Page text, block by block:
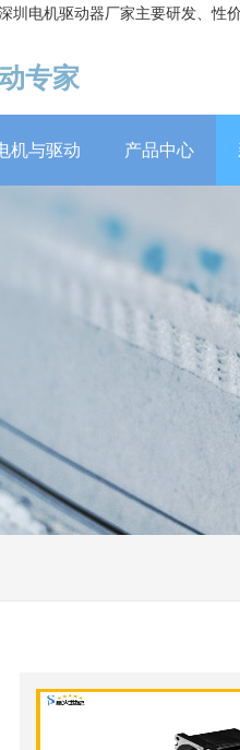
圳电机驱动器厂家主要研发、性
专家
机与驱动 产品中心